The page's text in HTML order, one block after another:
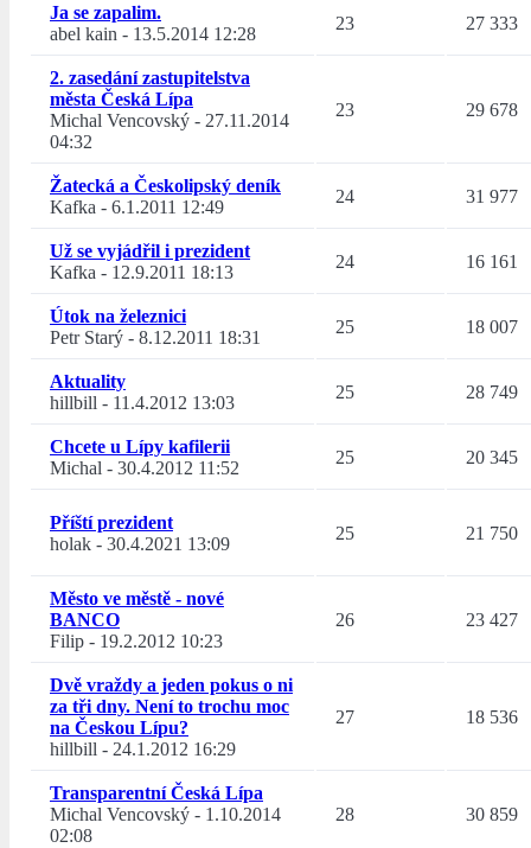
Ja se zapalim.
abel kain - 13.5.2014 12:28
23 27 333
2. zasedání zastupitelstva
města Česká Lípa
Michal Vencovský - 27.11.2014
04:32
23 29 678
Žatecká a Českolipský deník
Kafka - 6.1.2011 12:49
24 31 977
Už se vyjádřil i prezident
Kafka - 12.9.2011 18:13
24 16 161
Útok na železnici
Petr Starý - 8.12.2011 18:31
25 18 007
Aktuality
hillbill - 11.4.2012 13:03
25 28 749
Chcete u Lípy kafilerii
Michal - 30.4.2012 11:52
25 20 345
Příští prezident
holak - 30.4.2021 13:09
25 21 750
Město ve městě - nové
BANCO
Filip - 19.2.2012 10:23
26 23 427
Dvě vraždy a jeden pokus o ni
za tři dny. Není to trochu moc
na Českou Lípu?
hillbill - 24.1.2012 16:29
27 18 536
Transparentní Česká Lípa
Michal Vencovský - 1.10.2014
02:08
28 30 859